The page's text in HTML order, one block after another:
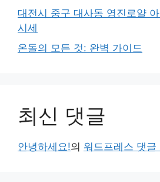
대전시 중구 대사동 영진로얄
시세
온돌의 모든 것: 완벽 가이드
최신 댓글
안녕하세요!의 워드프레스 댓글